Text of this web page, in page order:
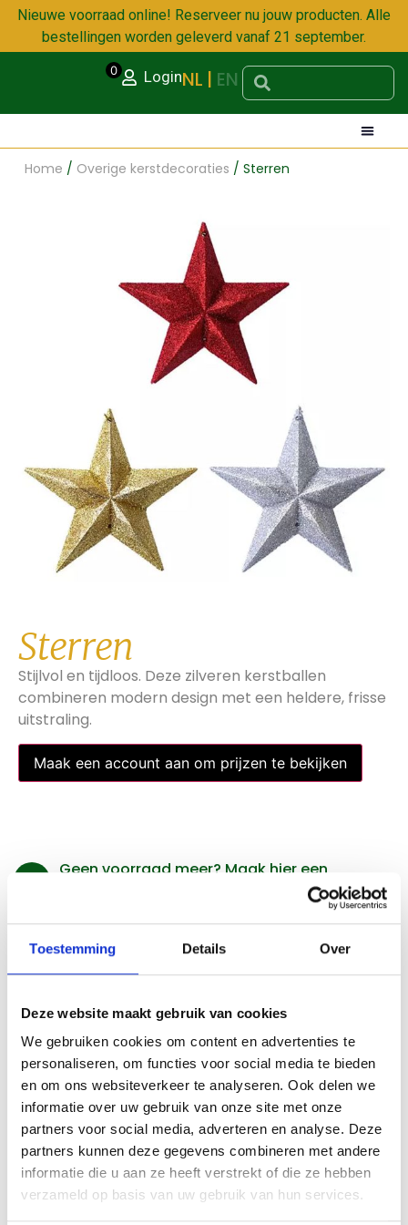
Toestemming Details Over
Deze website maakt gebruik van cookies
We gebruiken cookies om content en advertenties te
personaliseren, om functies voor social media te bieden
en om ons websiteverkeer te analyseren. Ook delen we
informatie over uw gebruik van onze site met onze
partners voor social media, adverteren en analyse. Deze
partners kunnen deze gegevens combineren met andere
informatie die u aan ze heeft verstrekt of die ze hebben
verzameld op basis van uw gebruik van hun services.
Nieuwe voorraad online! Reserveer nu jouw producten. Alle
bestellingen worden geleverd vanaf 21 september.
NL EN
Login
0
Home / Overige kerstdecoraties / Sterren
Sterren
Stijlvol en tijdloos. Deze zilveren kerstballen
combineren modern design met een heldere, frisse
uitstraling.
Maak een account aan om prijzen te bekijken
Geen voorraad meer? Maak hier een
Populaire combinaties
Beschrijving
Product specifications
Beschrijving
Onze glittersterren zijn een feestelijke